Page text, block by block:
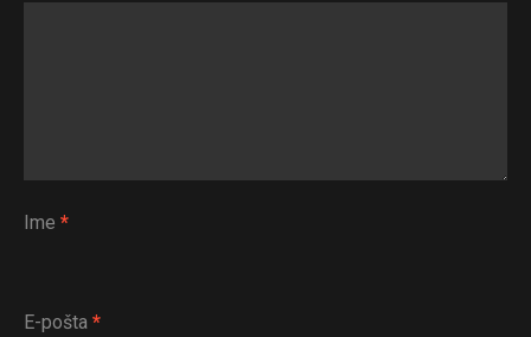
Ime *
E-pošta *